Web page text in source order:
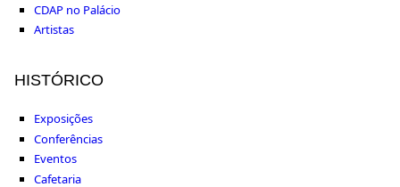
CDAP no Palácio
Artistas
HISTÓRICO
Exposições
Conferências
Eventos
Cafetaria